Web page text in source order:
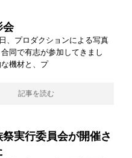
会
、プロダクションによる写真
同で有志が参加してきまし
機材と、プ
記事を読む
実行委員会が開催さ